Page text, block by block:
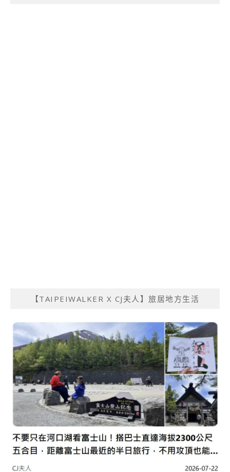
【TAIPEIWALKER X CJ夫人】旅居地方生活